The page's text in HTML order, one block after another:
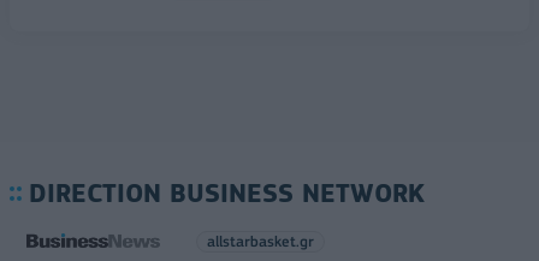
DIRECTION BUSINESS NETWORK
allstarbasket.gr